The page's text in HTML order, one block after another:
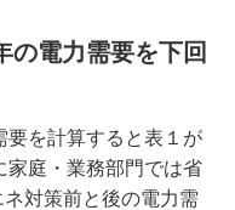
の電力需要を下回
要を計算すると表１が
家庭・業務部門では省
対策前と後の電力需